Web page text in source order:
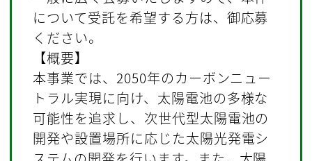
について受託を希望する方は、御応募
ください。
【概要】
本事業では、2050年のカーボンニュー
トラル実現に向け、太陽電池の多様な
可能性を追求し、次世代型太陽電池の
開発や設置場所に応じた太陽光発電シ